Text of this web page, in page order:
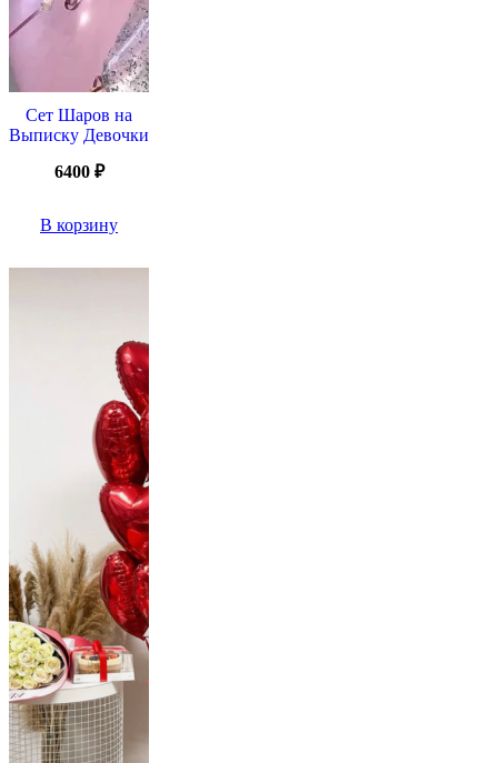
Сет Шаров на
Выписку Девочки
6400 ₽
В корзину